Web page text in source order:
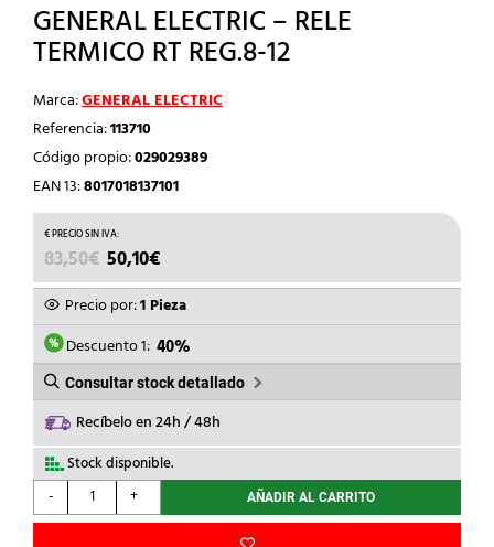
GENERAL ELECTRIC – RELE
TERMICO RT REG.8-12
Marca:GENERAL ELECTRIC
Referencia:113710
Código propio:029029389
EAN 13:8017018137101
83,50€ EL
PRECIO
ORIGINAL
ERA:
83,50€.
50,10€
PRECIO
ACTUAL
ES:
50,10€.
Precio por:1 Pieza
Descuento 1: 40%
Consultar stock detallado
Recíbelo en 24h / 48h
Stock disponible.
-
GENERAL
ELECTRIC
+ AÑADIR AL CARRITO